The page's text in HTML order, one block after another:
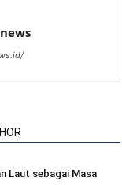
Laut sebagai Masa